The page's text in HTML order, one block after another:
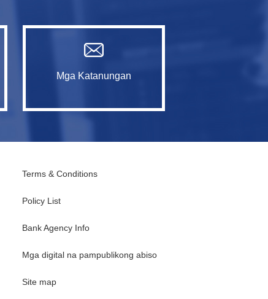
Mga Katanungan
Terms & Conditions
Policy List
Bank Agency Info
Mga digital na pampublikong abiso
Site map